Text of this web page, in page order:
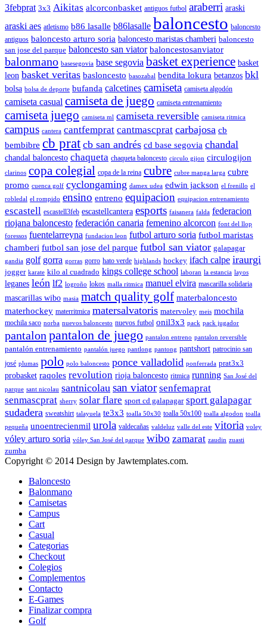
3febprat 3x3 Aikitas alcorconbasket antiguos futbol araberri araski
araski aes atletismo b86 lasalle b86lasalle baloncesto baloncesto
antiguos baloncesto arturo soria baloncesto maristas chamberi baloncesto
san jose del parque baloncesto san viator baloncestosanviator
balonmano basesegovia base segovia basket experience basket
leon basket veritas basloncesto basozabal bendita lokura betanzos bkl
bolsa bolsa de deporte bufanda calcetines camiseta camiseta algodón
camiseta casual camiseta de juego camiseta entrenamiento
camiseta juego camiseta ml camiseta reversible camiseta ritmica
campus cantera cantfemprat cantmascprat carbajosa cb
bembibre cb prat cb san andrés cd base segovia chandal
chandal baloncesto chaqueta chaqueta baloncesto circulo gijon circulogijon
clarinos copa colegial copa de la reina cubre cubre manga larga cubre
promo cuenca golf cyclongaming damex udea edwin jackson el frenillo el
robledal el rompido ensino entreno equipacion equipacion entrenamiento
escastell escastell3feb escastellcantera esports faisanera falda federacion
riojana baloncesto federación canaria femenino alcorcon font del llop
foressos fuentelarreyna fundacion leon futbol arturo soria futbol maristas
chamberi futbol san jose del parque futbol san viator galapagar
gandia golf gorra gorras gorro hato verde highlands hockey ifach calpe iraurgi
jogger karate kilo al cuadrado kings college school laboran la estancia layos
leganes león lf2 logroño lokos malla ritmica manuel elvira mascarilla solidaria
mascarillas wibo masia match quality golf materbaloncesto
materhockey materritmica matersalvatoris matervoley meis mochila
mochila saco norba nuevos baloncesto nuevos futbol onil3x3 pack pack jugador
pantalon pantalon de juego pantalon entreno pantalon reversible
pantalón entrenamiento pantalón juego pantlong pantong pantshort patrocinio san
josé plumas polo polo baloncesto ponce valladolid ponferrada prat3x3
probasket raqoles revolution rioja baloncesto ritmica running San José del
parque sant nicolau santnicolau san viator senfemaprat
senmascprat sherry solar flare sport cd galapagar sport galapagar
sudadera sweatshirt talayuela te3x3 toalla 50x30 toalla 50x100 toalla algodon toalla
pequeña unoentrecienmil urola valdecañas valdeluz valle del este vitoria voley
vóley arturo soria vóley San José del parque wibo zamarat zaudin zuasti
zumba
Copyright © 2014 Design by Jawtemplates.com.
Baloncesto
Balonmano
Camisetas
Campus
Cart
Casual
Categorias
Checkout
Colegios
Complementos
Contacto
E-Games
Finalizar compra
Golf